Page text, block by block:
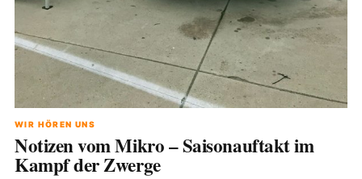
WIR HÖREN UNS
Notizen vom Mikro – Saisonauftakt im
Kampf der Zwerge